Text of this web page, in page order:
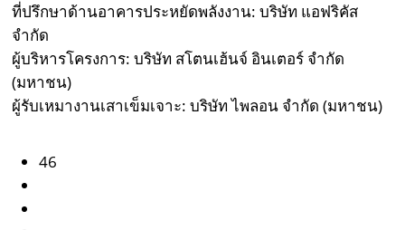
ที่ปรึกษาด้านอาคารประหยัดพลังงาน: บริษัท แอฟริคัส
จำกัด
ผู้บริหารโครงการ: บริษัท สโตนเฮ้นจ์ อินเตอร์ จำกัด
(มหาชน)
ผู้รับเหมางานเสาเข็มเจาะ: บริษัท ไพลอน จำกัด (มหาชน)
46